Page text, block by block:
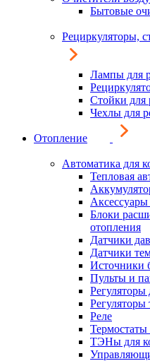
Бытовые
Рециркуляторы,
Лампы для
Стойки для
Чехлы для
Отопление
Автоматика для
Тепловая
Блоки
отопления
Датчики
Датчики
Источники
Пульты и
Регуляторы
Регуляторы
Реле
ТЭНы для